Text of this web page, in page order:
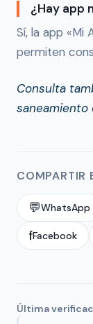
¿Hay app
Sí, la app «Mi
permiten
Consulta
saneamiento
COMPARTIR
💬WhatsApp
fFacebook
Última